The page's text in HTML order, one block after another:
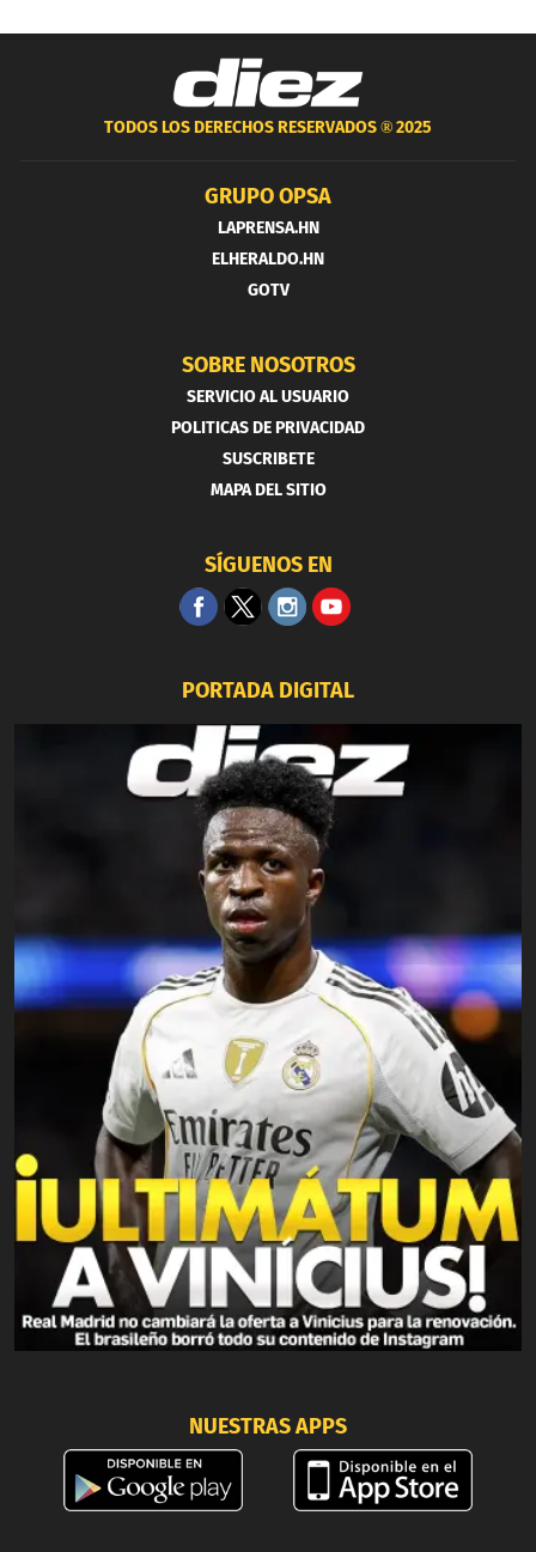
TODOS LOS DERECHOS RESERVADOS ®2025
GRUPO OPSA
LAPRENSA.HN
ELHERALDO.HN
GOTV
SOBRE NOSOTROS
SERVICIO AL USUARIO
POLITICAS DE PRIVACIDAD
SUSCRIBETE
MAPA DEL SITIO
SÍGUENOS EN
PORTADA DIGITAL
NUESTRAS APPS